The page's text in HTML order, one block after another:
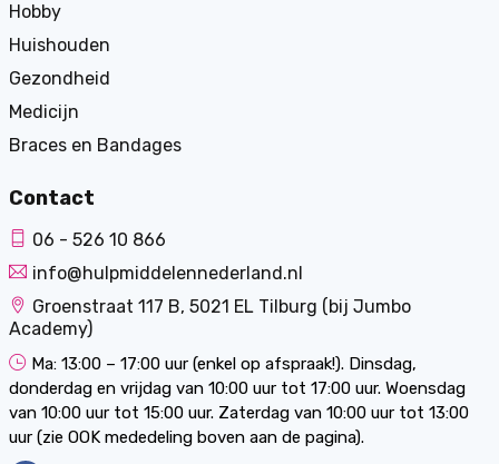
Hobby
Huishouden
Gezondheid
Medicijn
Braces en Bandages
Contact
06 - 526 10 866
info@hulpmiddelennederland.nl
Groenstraat 117 B, 5021 EL Tilburg (bij Jumbo
Academy)
Ma: 13:00 – 17:00 uur (enkel op afspraak!). Dinsdag,
donderdag en vrijdag van 10:00 uur tot 17:00 uur. Woensdag
van 10:00 uur tot 15:00 uur. Zaterdag van 10:00 uur tot 13:00
uur (zie OOK mededeling boven aan de pagina).